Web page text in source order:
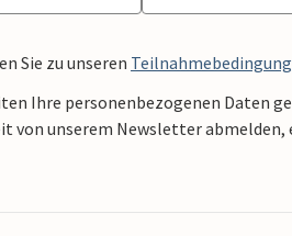
Sie zu unseren
Ihre personenbezogenen Daten
von unserem Newsletter abmelden,